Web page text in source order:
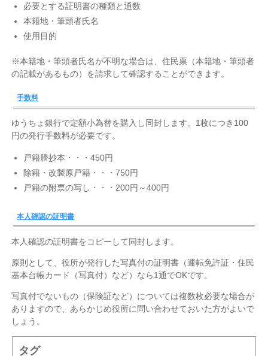
必要とする証明書の種類と通数
本籍地・筆頭者氏名
使用目的
※本籍地・筆頭者氏名が不明な場合は、住民票（本籍地・筆頭者
の記載があるもの）を請求して確認することができます。
手数料
ゆうちょ銀行で定額小為替を購入し同封します。1枚につき100
円の発行手数料が必要です。
戸籍謄抄本・・・450円
除籍・改製原戸籍・・・750円
戸籍の附票の写し・・・200円～400円
本人確認の証明書
本人確認の証明書をコピーして同封します。
原則として、役所が発行した写真付の証明書（運転免許証・住民
基本台帳カード（写真付）など）なら1通でOKです。
写真付でないもの（保険証など）については複数枚必要な場合が
ありますので、あらかじめ役所に問い合わせておいた方がよいで
しょう。
タグ